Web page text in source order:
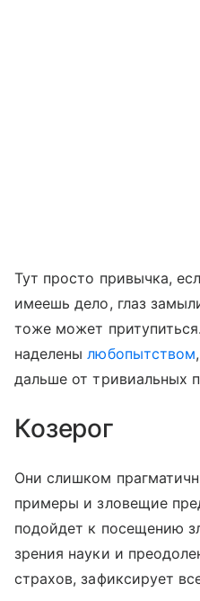
Тут просто привычка,
имеешь дело, глаз
тоже может
наделенылюбопытством
дальше от тривиальных
Козерог
Они слишком
примеры и зловещие
подойдет к посещению
зрения науки и
страхов, зафиксирует